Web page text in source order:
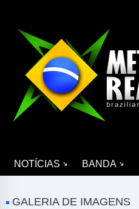
NOTÍCIAS BANDA
GALERIA DE IMAGENS